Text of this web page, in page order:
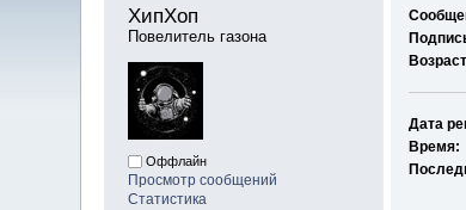
ХипХоп
Повелитель газона
Оффлайн
Просмотр сообщений
Статистика
Дата
Время: